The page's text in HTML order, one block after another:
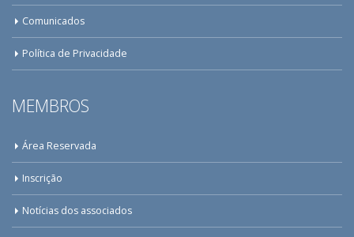
Comunicados
Política de Privacidade
MEMBROS
Área Reservada
Inscrição
Notícias dos associados